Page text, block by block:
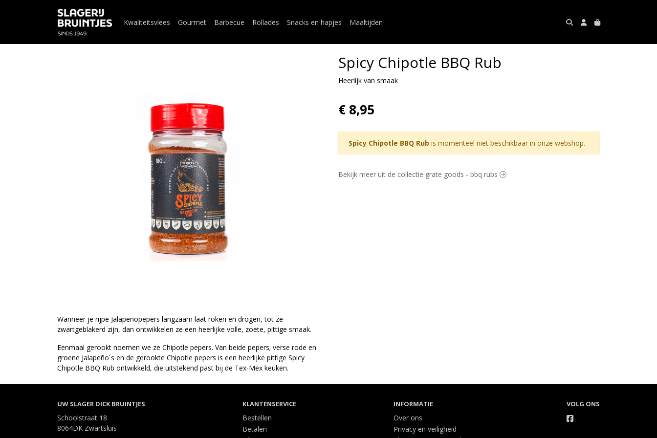
Kwaliteitsvlees Gourmet Barbecue Rollades Snacks en hapjes Maaltijden
Wanneer je rijpe Jalapeñopepers langzaam laat roken en drogen, tot ze
zwartgeblakerd zijn, dan ontwikkelen ze een heerlijke volle, zoete, pittige smaak.
Eenmaal gerookt noemen we ze Chipotle pepers. Van beide pepers; verse rode en
groene Jalapeño´s en de gerookte Chipotle pepers is een heerlijke pittige Spicy
Chipotle BBQ Rub ontwikkeld, die uitstekend past bij de Tex-Mex keuken.
Spicy Chipotle BBQ Rub
Heerlijk van smaak
€ 8,95
Spicy Chipotle BBQ Rub is momenteel niet beschikbaar in onze webshop.
Bekijk meer uit de collectie grate goods - bbq rubs
UW SLAGER DICK BRUINTJES
Schoolstraat 18
8064DK Zwartsluis
KLANTENSERVICE
Bestellen
Betalen
INFORMATIE
Over ons
Privacy en veiligheid
VOLG ONS